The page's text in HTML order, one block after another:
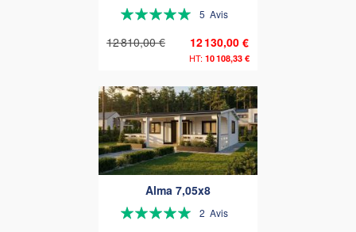
Évaluation:
5 Avis
12 130,00 €
10 108,33 €
12 810,00 €
Alma 7,05x8
Évaluation:
2 Avis